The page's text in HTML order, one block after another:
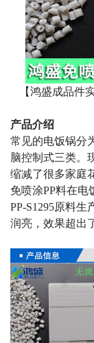
【鸿盛成品
产品介绍
常见的电饭锅分
脑控制式三类。
缩减了很多家庭
免喷涂PP料在电
PP-S1295原料生
润亮，效果超出